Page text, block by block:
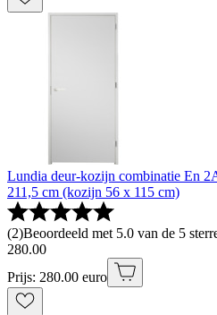
Lundia deur-kozijn combinatie En
211,5 cm (kozijn 56 x 115 cm)
(2)Beoordeeld met 5.0 van de 5
280.00
Prijs: 280.00 euro